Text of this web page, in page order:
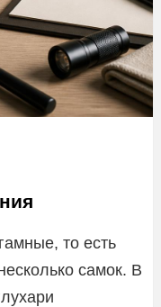
то есть
самок. В